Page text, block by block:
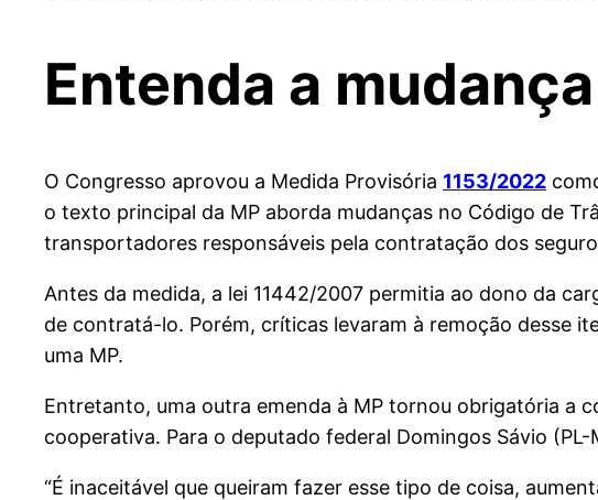
Entenda a mudança
O Congresso aprovou a Medida Provisória 1153/2022
o texto principal da MP aborda mudanças no Código de
transportadores responsáveis pela contratação dos
Antes da medida, a lei 11442/2007 permitia ao dono da
de contratá-lo. Porém, críticas levaram à remoção desse
uma MP.
Entretanto, uma outra emenda à MP tornou obrigatória a
cooperativa. Para o deputado federal Domingos Sávio
“É inaceitável que queiram fazer esse tipo de coisa,